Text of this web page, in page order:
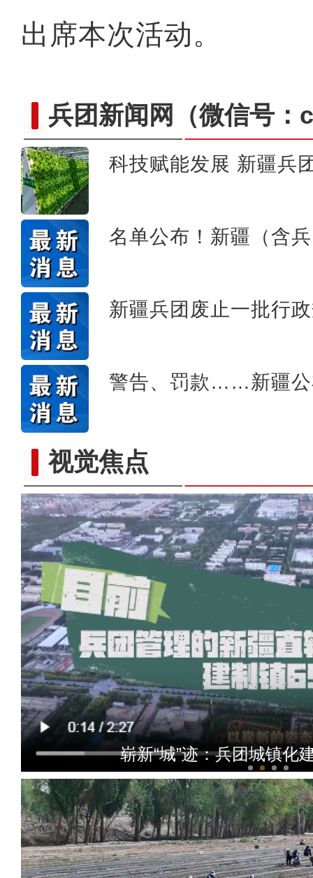
出席本次活动。
兵团新闻网 （微信号
科技赋能发展 新疆兵
名单公布！新疆（含
新疆兵团废止一批行
警告、罚款……新疆公
视觉焦点
崭新“城”迹：兵团城镇化